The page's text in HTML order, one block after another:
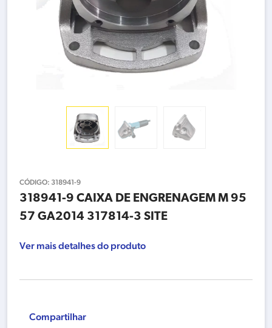
CÓDIGO: 318941-9
318941-9 CAIXA DE ENGRENAGEM M 95
57 GA2014 317814-3 SITE
Ver mais detalhes do produto
Compartilhar